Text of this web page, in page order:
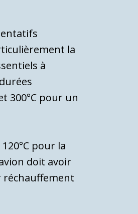
la
à
300°C pour un
pour la
doit avoir
réchauffement